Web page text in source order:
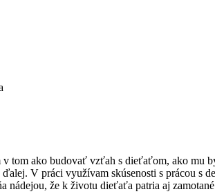
v tom ako budovať vzťah s dieťaťom, ako
V práci využívam skúsenosti s prácou s
nádejou, že k životu dieťaťa patria aj